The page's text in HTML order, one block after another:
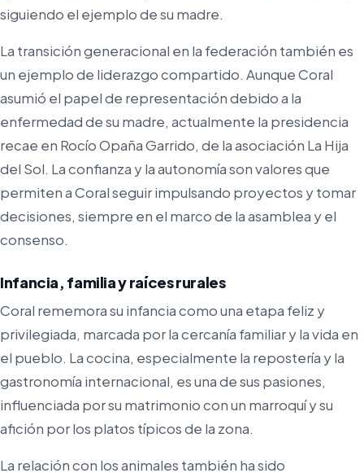
siguiendo el ejemplo de su madre.
La transición generacional en la federación también es
un ejemplo de liderazgo compartido. Aunque Coral
asumió el papel de representación debido a la
enfermedad de su madre, actualmente la presidencia
recae en Rocío Opaña Garrido, de la asociación La Hija
del Sol. La confianza y la autonomía son valores que
permiten a Coral seguir impulsando proyectos y tomar
decisiones, siempre en el marco de la asamblea y el
consenso.
Infancia, familia y raíces rurales
Coral rememora su infancia como una etapa feliz y
privilegiada, marcada por la cercanía familiar y la vida en
el pueblo. La cocina, especialmente la repostería y la
gastronomía internacional, es una de sus pasiones,
influenciada por su matrimonio con un marroquí y su
afición por los platos típicos de la zona.
La relación con los animales también ha sido